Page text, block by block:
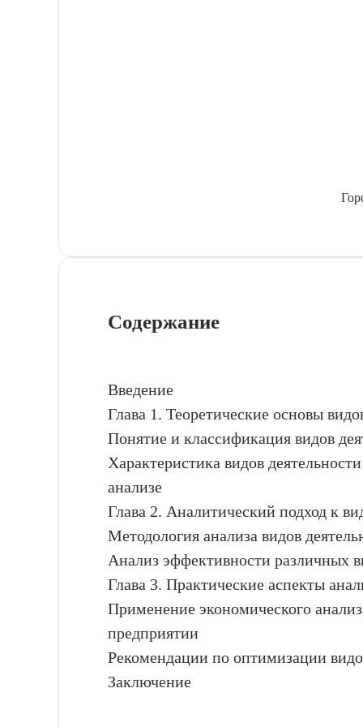
Содержание
Введение
Глава 1. Теоретические основы
Понятие и классификация видов
Характеристика видов
анализе
Глава 2. Аналитический подход к
Методология анализа видов
Анализ эффективности различных
Глава 3. Практические аспекты
Применение экономического
предприятии
Рекомендации по оптимизации
Заключение